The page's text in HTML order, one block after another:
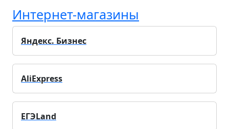
Интернет-магазины
Яндекс. Бизнес
AliExpress
ЕГЭLand